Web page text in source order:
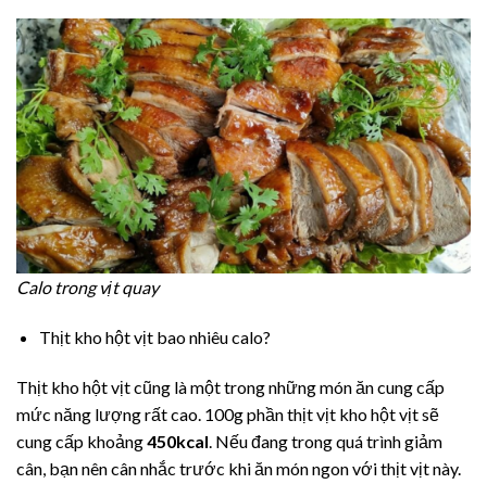
Calo trong vịt quay
Thịt kho hột vịt bao nhiêu calo?
Thịt kho hột vịt cũng là một trong những món ăn cung cấp
mức năng lượng rất cao. 100g phần thịt vịt kho hột vịt sẽ
cung cấp khoảng450kcal . Nếu đang trong quá trình giảm
cân, bạn nên cân nhắc trước khi ăn món ngon với thịt vịt này.